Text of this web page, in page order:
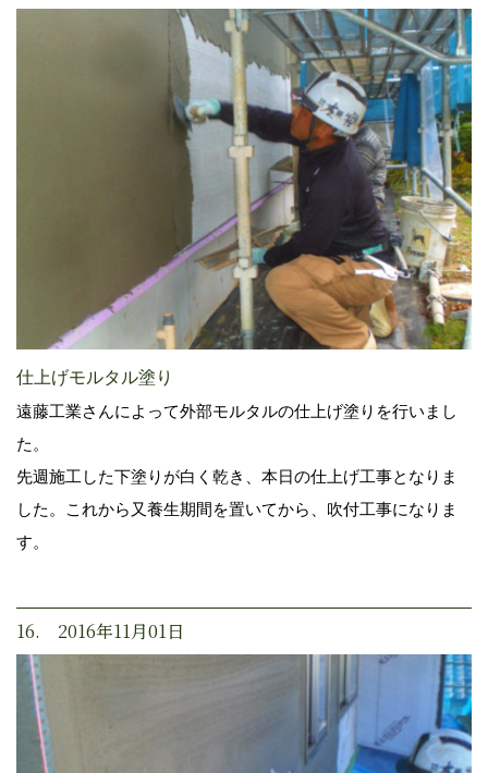
仕上げモルタル塗り
遠藤工業さんによって外部モルタルの仕上げ塗りを行いまし
た。
先週施工した下塗りが白く乾き、本日の仕上げ工事となりま
した。これから又養生期間を置いてから、吹付工事になりま
す。
16. 2016年11月01日